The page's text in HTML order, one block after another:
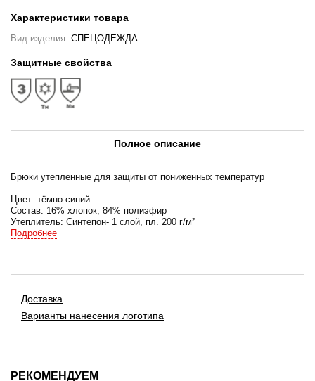
Характеристики товара
Вид изделия: СПЕЦОДЕЖДА
Защитные свойства
Полное описание
Брюки утепленные для защиты от пониженных температур
Цвет: тёмно-синий
Состав: 16% хлопок, 84% полиэфир
Утеплитель: Синтепон- 1 слой, пл. 200 г/м²
Подкладка: 100%пэ
• притачной пояс со шлевками
• по низу на левой половинке расположена СВ лента, шириной 5 см
гост 27575-87 МиЗ
Подробнее
Доставка
Варианты нанесения логотипа
РЕКОМЕНДУЕМ